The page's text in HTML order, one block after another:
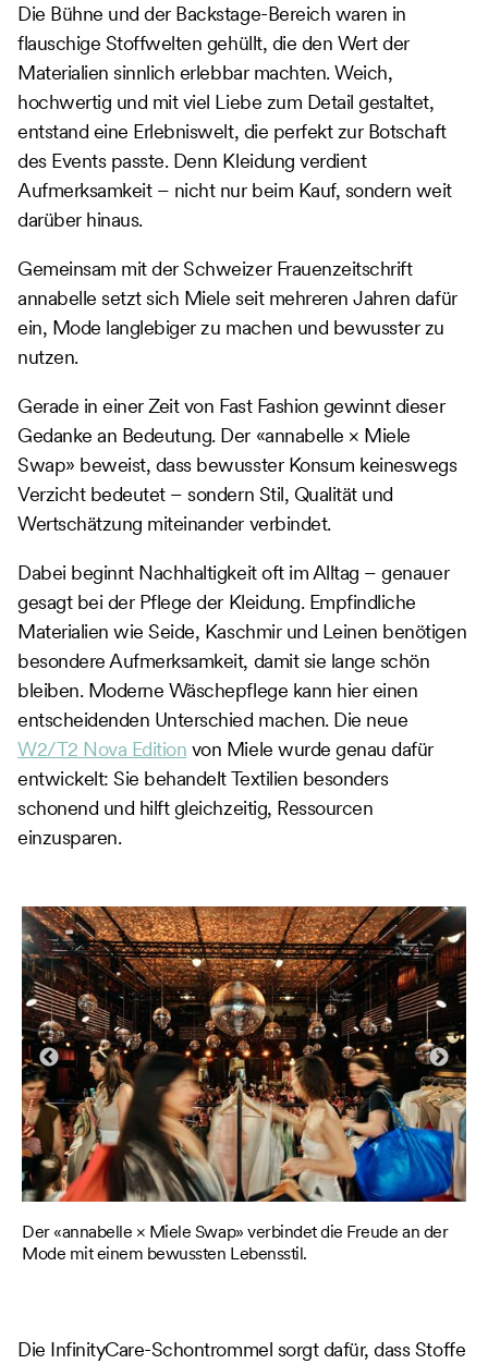
Die Bühne und der Backstage-Bereich waren in
flauschige Stoffwelten gehüllt, die den Wert der
Materialien sinnlich erlebbar machten. Weich,
hochwertig und mit viel Liebe zum Detail gestaltet,
entstand eine Erlebniswelt, die perfekt zur Botschaft
des Events passte. Denn Kleidung verdient
Aufmerksamkeit – nicht nur beim Kauf, sondern weit
darüber hinaus.
Gemeinsam mit der Schweizer Frauenzeitschrift
annabelle setzt sich Miele seit mehreren Jahren dafür
ein, Mode langlebiger zu machen und bewusster zu
nutzen.
Gerade in einer Zeit von Fast Fashion gewinnt dieser
Gedanke an Bedeutung. Der «annabelle × Miele
Swap» beweist, dass bewusster Konsum keineswegs
Verzicht bedeutet – sondern Stil, Qualität und
Wertschätzung miteinander verbindet.
Dabei beginnt Nachhaltigkeit oft im Alltag – genauer
gesagt bei der Pflege der Kleidung. Empfindliche
Materialien wie Seide, Kaschmir und Leinen benötigen
besondere Aufmerksamkeit, damit sie lange schön
bleiben. Moderne Wäschepflege kann hier einen
entscheidenden Unterschied machen. Die neue
W2/T2 Nova Edition von Miele wurde genau dafür
entwickelt: Sie behandelt Textilien besonders
schonend und hilft gleichzeitig, Ressourcen
einzusparen.
Der «annabelle × Miele Swap» verbindet die Freude an der
Mode mit einem bewussten Lebensstil.
Die InfinityCare-Schontrommel sorgt dafür, dass Stoffe